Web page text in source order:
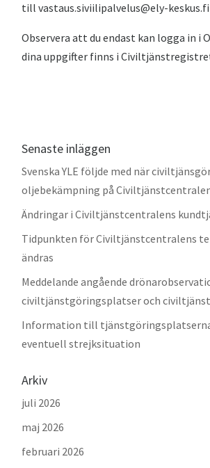
till vastaus.siviilipalvelus@ely-keskus.fi
Observera att du endast kan logga in i
dina uppgifter finns i
Senaste inläggen
Svenska YLE följde med när
oljebekämpning på Civiltjänstcentralen
Ändringar i Civiltjänstcentralens
Tidpunkten för Civiltjänstcentralens
ändras
Meddelande angående
civiltjänstgöringsplatser och
Information till
eventuell strejksituation
Arkiv
juli 2026
maj 2026
februari 2026